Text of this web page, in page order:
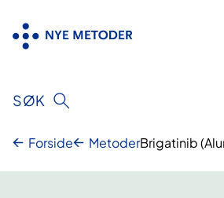
innhold
SØK
Forside MetoderBrigatinib